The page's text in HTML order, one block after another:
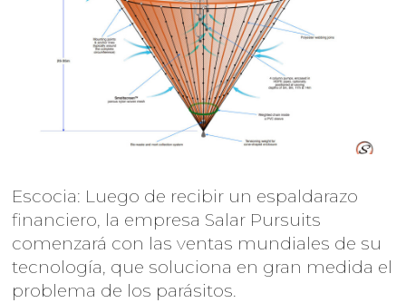
Escocia: Luego de recibir un espaldarazo
financiero, la empresa Salar Pursuits
comenzará con las ventas mundiales de su
tecnología, que soluciona en gran medida el
problema de los parásitos.